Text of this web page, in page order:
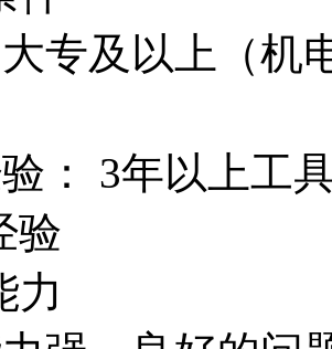
专及以上（机
： 3年以上工
验
力